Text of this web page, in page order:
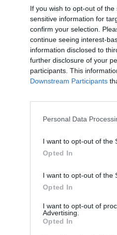
If you wish to opt-out of
sensitive information for
confirm your selection.
continue seeing interest-
information disclosed to
further disclosure of your
participants. This
Downstream Participants
Personal Data
I want to opt-out of the
Opted In
I want to opt-out of the
Opted In
I want to opt-out of
Advertising.
Opted In
sprendimas reiškia
protestuotojai, kurie buvo
Aktyvistai reikalavo
mojavo vėliavomis ir laikė